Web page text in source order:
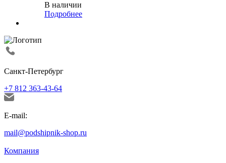
В наличии
Подробнее
Санкт-Петербург
+7 812 363-43-64
E-mail:
mail@podshipnik-shop.ru
Компания